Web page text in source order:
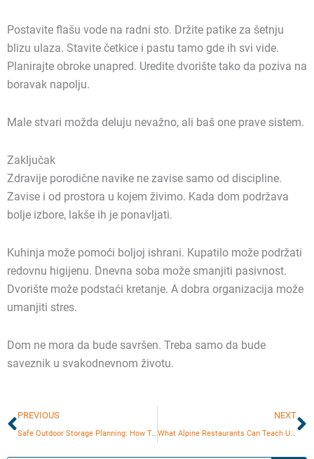
Postavite flašu vode na radni sto. Držite patike za šetnju
blizu ulaza. Stavite četkice i pastu tamo gde ih svi vide.
Planirajte obroke unapred. Uredite dvorište tako da poziva na
boravak napolju.
Male stvari možda deluju nevažno, ali baš one prave sistem.
Zaključak
Zdravije porodične navike ne zavise samo od discipline.
Zavise i od prostora u kojem živimo. Kada dom podržava
bolje izbore, lakše ih je ponavljati.
Kuhinja može pomoći boljoj ishrani. Kupatilo može podržati
redovnu higijenu. Dnevna soba može smanjiti pasivnost.
Dvorište može podstaći kretanje. A dobra organizacija može
umanjiti stres.
Dom ne mora da bude savršen. Treba samo da bude
saveznik u svakodnevnom životu.
Prev
PREVIOUS
Safe Outdoor Storage Planning: How To Keep Equipment Organized And Protected
NEXT
What Alpine Restaurants Can Teach Us About Cozy Outdoor Spaces